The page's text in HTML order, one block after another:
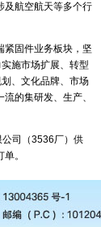
及航空航天等多个行
固件业务板块，坚
施市场扩展、转型
、文化品牌、市场
的集研发、生产、
司（3536厂）供
。